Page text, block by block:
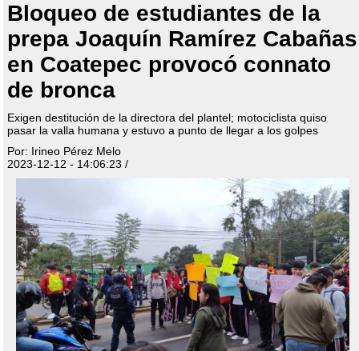
Bloqueo de estudiantes de la
prepa Joaquín Ramírez Cabañas
en Coatepec provocó connato
de bronca
Exigen destitución de la directora del plantel; motociclista quiso
pasar la valla humana y estuvo a punto de llegar a los golpes
Por: Irineo Pérez Melo
2023-12-12 - 14:06:23 /